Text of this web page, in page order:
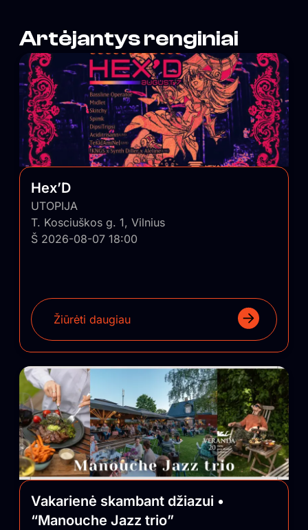
Artėjantys renginiai
Hex’D
UTOPIJA
T. Kosciuškos g. 1, Vilnius
Š 2026-08-07 18:00
Žiūrėti daugiau
Vakarienė skambant džiazui •
“Manouche Jazz trio”